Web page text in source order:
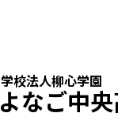
学校法人柳心学園
よなご中